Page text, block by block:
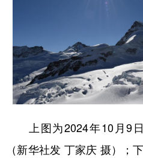
上图为2024年10月9
（新华社发 丁家庆 摄）；